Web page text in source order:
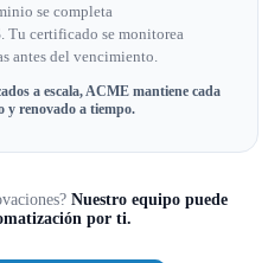
se completa
Tu certificado se monitorea
antes del vencimiento.
a escala, ACME mantiene cada
y renovado a tiempo.
Nuestro equipo puede
por ti.